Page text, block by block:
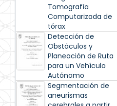
Tomografía
Computarizada de
tórax
Detección de
Obstáculos y
Planeación de Ruta
para un Vehículo
Autónomo
Segmentación de
aneurismas